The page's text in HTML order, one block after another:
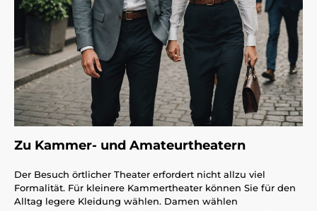
Zu Kammer- und Amateurtheatern
Der Besuch örtlicher Theater erfordert nicht allzu viel
Formalität. Für kleinere Kammertheater können Sie für den
Alltag legere Kleidung wählen. Damen wählen